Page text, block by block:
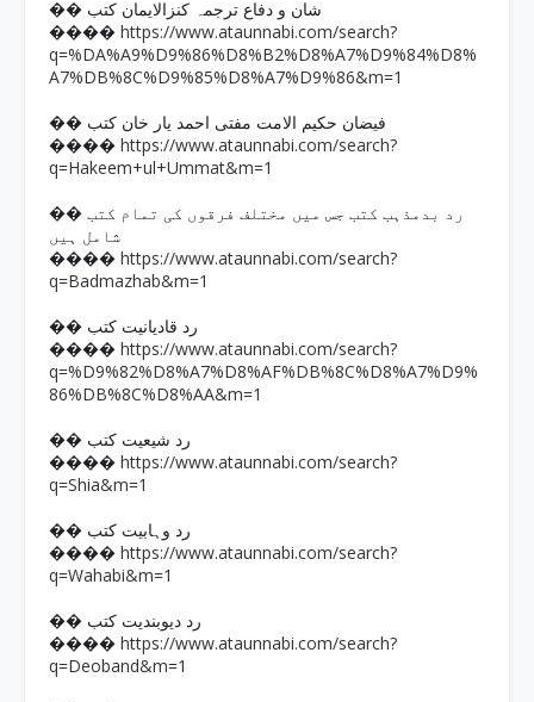
�� شان و دفاع ترجمہ کنزالایمان کتب
���� https://www.ataunnabi.com/search?
q=%DA%A9%D9%86%D8%B2%D8%A7%D9%84%D8%
A7%DB%8C%D9%85%D8%A7%D9%86&m=1
�� فیضان حکیم الامت مفتی احمد یار خان کتب
���� https://www.ataunnabi.com/search?
q=Hakeem+ul+Ummat&m=1
�� رد بدمذہب کتب جس میں مختلف فرقوں کی تمام کتب
شامل ہیں
���� https://www.ataunnabi.com/search?
q=Badmazhab&m=1
�� رد قادیانیت کتب
���� https://www.ataunnabi.com/search?
q=%D9%82%D8%A7%D8%AF%DB%8C%D8%A7%D9%
86%DB%8C%D8%AA&m=1
�� رد شیعیت کتب
���� https://www.ataunnabi.com/search?
q=Shia&m=1
�� رد وہابیت کتب
���� https://www.ataunnabi.com/search?
q=Wahabi&m=1
�� رد دیوبندیت کتب
���� https://www.ataunnabi.com/search?
q=Deoband&m=1